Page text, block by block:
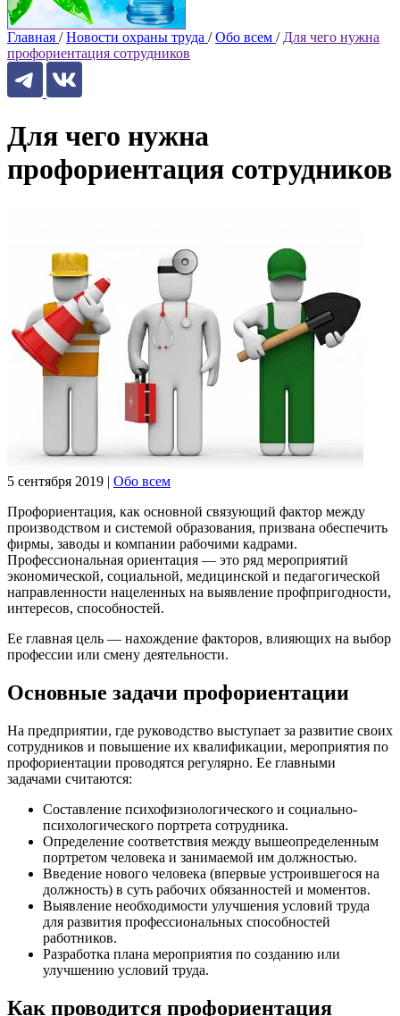
Главная / Новости охраны труда / Обо всем / Для чего нужна
профориентация сотрудников
Для чего нужна
профориентация сотрудников
5 сентября 2019 | Обо всем
Профориентация, как основной связующий фактор между
производством и системой образования, призвана обеспечить
фирмы, заводы и компании рабочими кадрами.
Профессиональная ориентация — это ряд мероприятий
экономической, социальной, медицинской и педагогической
направленности нацеленных на выявление профпригодности,
интересов, способностей.
Ее главная цель — нахождение факторов, влияющих на выбор
профессии или смену деятельности.
Основные задачи профориентации
На предприятии, где руководство выступает за развитие своих
сотрудников и повышение их квалификации, мероприятия по
профориентации проводятся регулярно. Ее главными
задачами считаются:
Составление психофизиологического и социально-
психологического портрета сотрудника.
Определение соответствия между вышеопределенным
портретом человека и занимаемой им должностью.
Введение нового человека (впервые устроившегося на
должность) в суть рабочих обязанностей и моментов.
Выявление необходимости улучшения условий труда
для развития профессиональных способностей
работников.
Разработка плана мероприятия по созданию или
улучшению условий труда.
Как проводится профориентация